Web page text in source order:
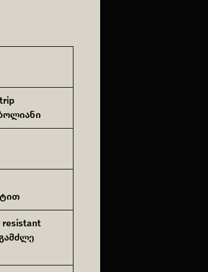
resistant